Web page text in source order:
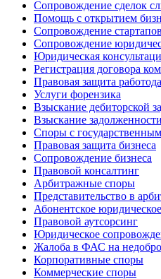
Сопровождение сделок
Помощь с открытием
Сопровождение стартапов
Сопровождение
Юридическая
Регистрация договора
Правовая защита
Услуги форензика
Взыскание дебиторской
Взыскание
Споры с
Правовая защита бизнеса
Сопровождение бизнеса
Правовой консалтинг
Арбитражные споры
Представительство в
Абонентское
Правовой аутсорсинг
Юридическое
Жалоба в ФАС на
Корпоративные споры
Коммерческие споры